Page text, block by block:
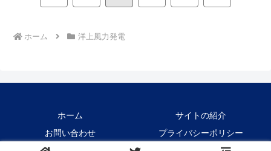
ホーム 洋上風力発電
ホーム
サイトの紹介
お問い合わせ
プライバシーポリシー